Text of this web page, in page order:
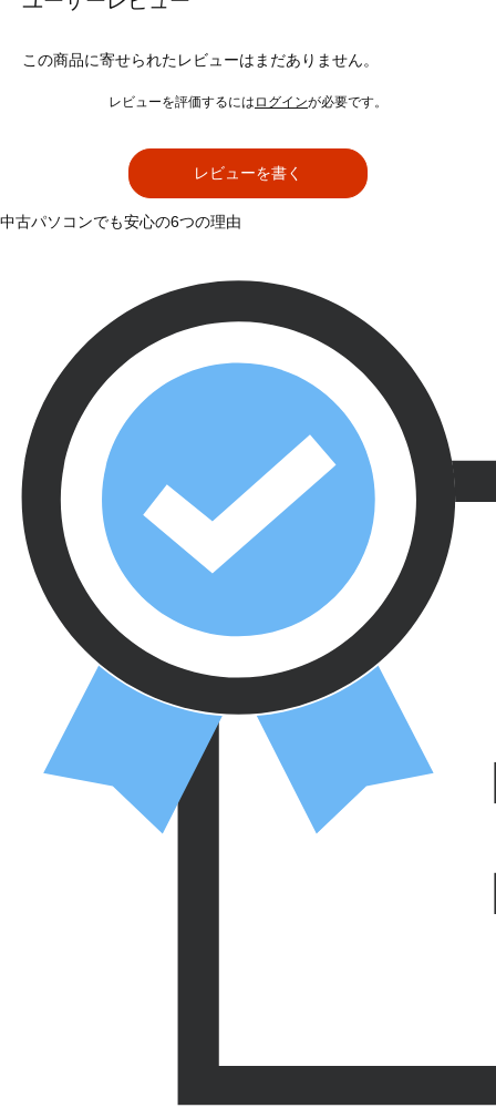
この商品に寄せられたレビューはまだありません。
レビューを評価するには ログインが必要です。
レビューを書く
中古パソコンでも安心の6つの理由